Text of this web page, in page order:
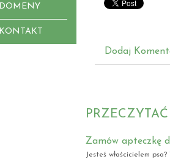
DOMENY
KONTAKT
Dodaj
Zamów apteczkę
Jesteś właścicielem